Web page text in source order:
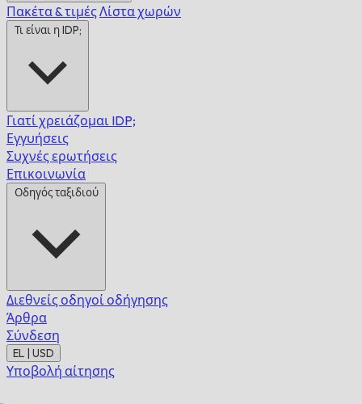
Πακέτα & τιμέςΛίστα χωρών
Τι είναι η IDP;
Γιατί χρειάζομαι IDP;
Εγγυήσεις
Συχνές ερωτήσεις
Επικοινωνία
Οδηγός ταξιδιού
Διεθνείς οδηγοί οδήγησης
Άρθρα
Σύνδεση
EL | USD
Υποβολή αίτησης